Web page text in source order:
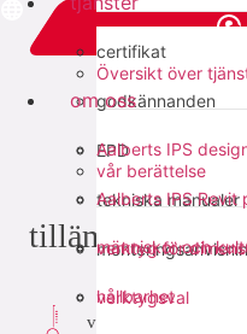
certifikat
godkännanden
EPD
tekniska manualer
Översikt över
Aalberts IPS
Aalberts IPS Revit
verktyg för
verktygsval
om oss
vår berättelse
människor och
hållbarhet
dela med
tillämpningar
värme